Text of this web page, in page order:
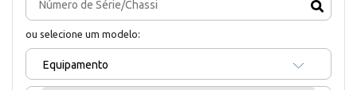
ou selecione um modelo:
Equipamento